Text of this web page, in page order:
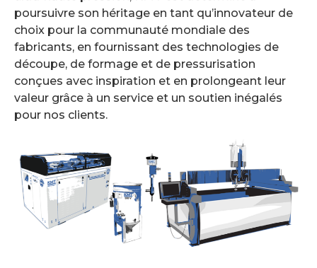
poursuivre son héritage en tant qu’innovateur de
choix pour la communauté mondiale des
fabricants, en fournissant des technologies de
découpe, de formage et de pressurisation
conçues avec inspiration et en prolongeant leur
valeur grâce à un service et un soutien inégalés
pour nos clients.